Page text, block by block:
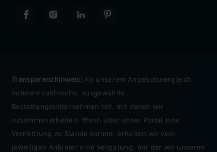
Transparenzhinweis: An unserem Angebotsvergleich
nehmen zahlreiche, ausgewählte
Bestattungsunternehmen teil, mit denen wir
zusammenarbeiten. Wenn über unser Portal eine
Vermittlung zu Stande kommt, erhalten wir vom
jeweiligen Anbieter eine Vergütung, mit der wir unseren